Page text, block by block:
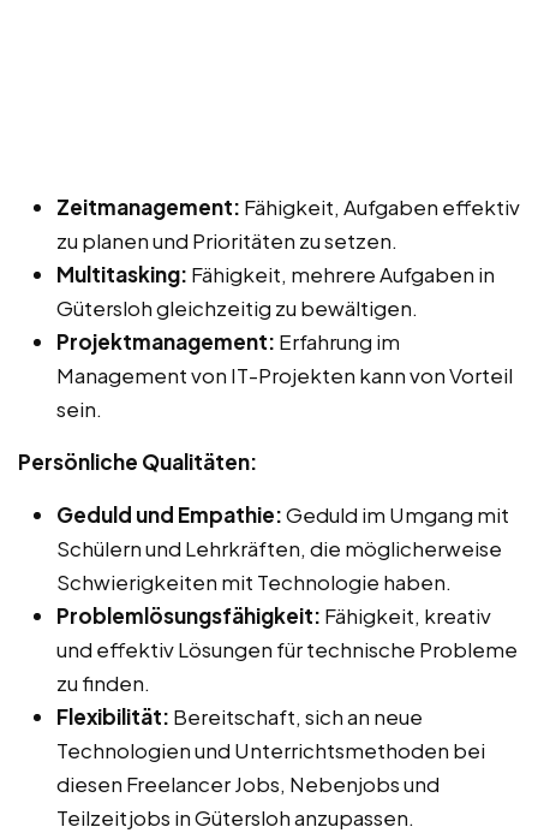
Zeitmanagement: Fähigkeit, Aufgaben effektiv
zu planen und Prioritäten zu setzen.
Multitasking: Fähigkeit, mehrere Aufgaben in
Gütersloh gleichzeitig zu bewältigen.
Projektmanagement: Erfahrung im
Management von IT-Projekten kann von Vorteil
sein.
Persönliche Qualitäten:
Geduld und Empathie:Geduld im Umgang mit
Schülern und Lehrkräften, die möglicherweise
Schwierigkeiten mit Technologie haben.
Problemlösungsfähigkeit: Fähigkeit, kreativ
und effektiv Lösungen für technische Probleme
zu finden.
Flexibilität: Bereitschaft, sich an neue
Technologien und Unterrichtsmethoden bei
diesen Freelancer Jobs, Nebenjobs und
Teilzeitjobs in Gütersloh anzupassen.